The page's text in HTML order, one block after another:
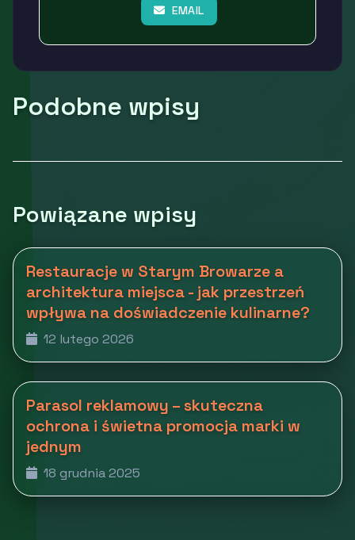
EMAIL
Podobne wpisy
Powiązane wpisy
Restauracje w Starym Browarze a
architektura miejsca - jak przestrzeń
wpływa na doświadczenie kulinarne?
12 lutego 2026
Parasol reklamowy – skuteczna
ochrona i świetna promocja marki w
jednym
18 grudnia 2025